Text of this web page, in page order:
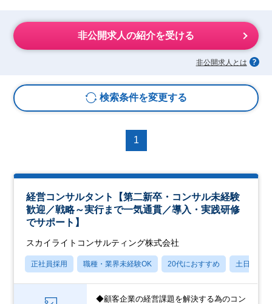
非公開求人の紹介を受ける
非公開求人とは
検索条件を変更する
1
経営コンサルタント【第二新卒・コンサル未経験
歓迎／戦略～実行まで一気通貫／導入・実践研修
でサポート】
スカイライトコンサルティング株式会社
正社員採用 職種・業界未経験OK 20代におすすめ 土日祝休み
◆顧客企業の経営課題を解決する為のコン